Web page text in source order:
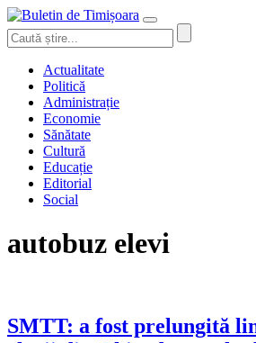
Actualitate
Politică
Administrație
Economie
Sănătate
Cultură
Educație
Editorial
Social
autobuz elevi
SMTT: a fost prelungită